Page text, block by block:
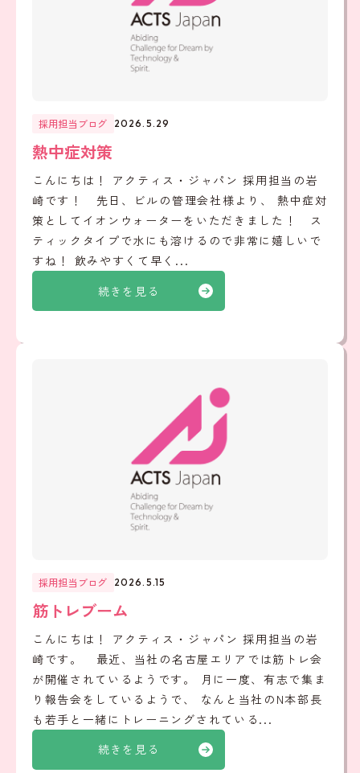
続きを見る
採用担当ブログ 2026.5.29
熱中症対策
こんにちは！ アクティス・ジャパン 採用担当の岩
崎です！ 先日、ビルの管理会社様より、 熱中症対
策としてイオンウォーターをいただきました！ ス
ティックタイプで水にも溶けるので非常に嬉しいで
すね！ 飲みやすくて早く...
続きを見る
採用担当ブログ 2026.5.15
筋トレブーム
こんにちは！ アクティス・ジャパン 採用担当の岩
崎です。 最近、当社の名古屋エリアでは筋トレ会
が開催されているようです。 月に一度、有志で集ま
り報告会をしているようで、 なんと当社のN本部長
も若手と一緒にトレーニングされている...